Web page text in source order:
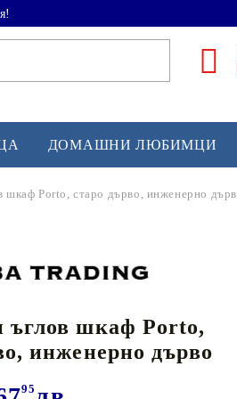
и софтбол
и лакрос
спортно оборудване
ДОМАШНИ ЛЮБИМЦИ
шкаф Porto, старо дърво, инженерно
ъглов шкаф Porto,
инженерно дърво
95